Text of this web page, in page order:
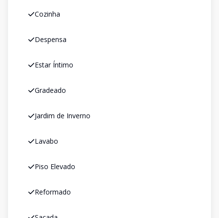
Cozinha
Despensa
Estar Íntimo
Gradeado
Jardim de Inverno
Lavabo
Piso Elevado
Reformado